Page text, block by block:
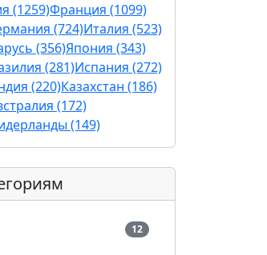
(1259)Франция (1099)
(724)Италия (523)
(356)Япония (343)
(281)Испания (272)
(220)Казахстан (186)
(172)
(149)
12